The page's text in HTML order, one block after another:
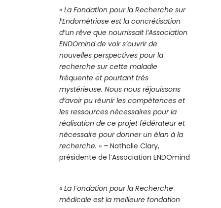
« La Fondation pour la Recherche sur
l’Endométriose est la concrétisation
d’un rêve que nourrissait l’Association
ENDOmind de voir s’ouvrir de
nouvelles perspectives pour la
recherche sur cette maladie
fréquente et pourtant très
mystérieuse. Nous nous réjouissons
d’avoir pu réunir les compétences et
les ressources nécessaires pour la
réalisation de ce projet fédérateur et
nécessaire pour donner un élan à la
recherche. » – Nathalie Clary,
présidente de l’Association ENDOmind
« La Fondation pour la Recherche
médicale est la meilleure fondation